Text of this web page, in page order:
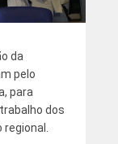
da
pelo
para
dos